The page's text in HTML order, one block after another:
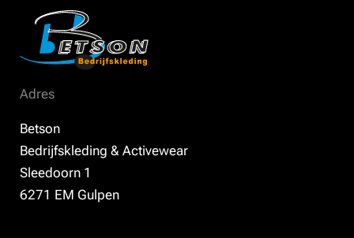
Adres
Betson
Bedrijfskleding & Activewear
Sleedoorn 1
6271 EM Gulpen